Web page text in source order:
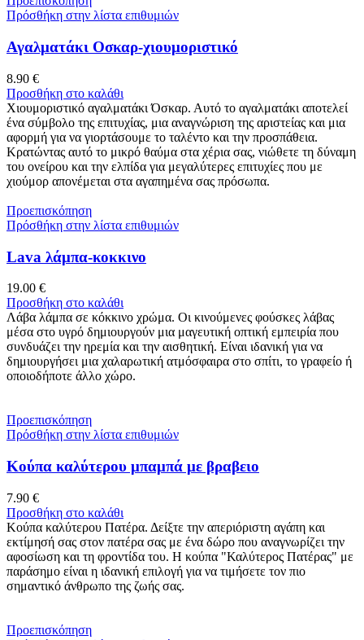
Πρόσθήκη στην λίστα επιθυμιών
Αγαλματάκι Οσκαρ-χιουμοριστικό
8.90 €
Προσθήκη στο καλάθι
Χιουμοριστικό αγαλματάκι Όσκαρ. Αυτό το αγαλματάκι αποτελεί
ένα σύμβολο της επιτυχίας, μια αναγνώριση της αριστείας και μια
αφορμή για να γιορτάσουμε το ταλέντο και την προσπάθεια.
Κρατώντας αυτό το μικρό θαύμα στα χέρια σας, νιώθετε τη δύναμη
του ονείρου και την ελπίδα για μεγαλύτερες επιτυχίες που με
χιούμορ απονέμεται στα αγαπημένα σας πρόσωπα.
Προεπισκόπηση
Πρόσθήκη στην λίστα επιθυμιών
Lava λάμπα-κοκκινο
19.00 €
Προσθήκη στο καλάθι
Λάβα λάμπα σε κόκκινο χρώμα. Οι κινούμενες φούσκες λάβας
μέσα στο υγρό δημιουργούν μια μαγευτική οπτική εμπειρία που
συνδυάζει την ηρεμία και την αισθητική. Είναι ιδανική για να
δημιουργήσει μια χαλαρωτική ατμόσφαιρα στο σπίτι, το γραφείο ή
οποιοδήποτε άλλο χώρο.
Προεπισκόπηση
Πρόσθήκη στην λίστα επιθυμιών
Κούπα καλύτερου μπαμπά με βραβειο
7.90 €
Προσθήκη στο καλάθι
Κούπα καλύτερου Πατέρα. Δείξτε την απεριόριστη αγάπη και
εκτίμησή σας στον πατέρα σας με ένα δώρο που αναγνωρίζει την
αφοσίωση και τη φροντίδα του. Η κούπα "Καλύτερος Πατέρας" με
παράσημο είναι η ιδανική επιλογή για να τιμήσετε τον πιο
σημαντικό άνθρωπο της ζωής σας.
Προεπισκόπηση